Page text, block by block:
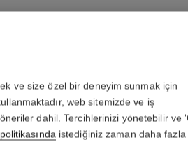
RUBAN
ve size özel bir deneyim sunmak için
web sitemizde ve iş
dahil. Tercihlerinizi yönetebilir ve
istediğiniz zaman daha fazla